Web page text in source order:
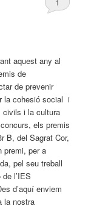
1
aquest any al
de
de prevenir
la cohesió social i
civils i la cultura
els premis
B, del Sagrat Cor,
premi, per a
pel seu treball
l’IES
d’aquí enviem
la nostra